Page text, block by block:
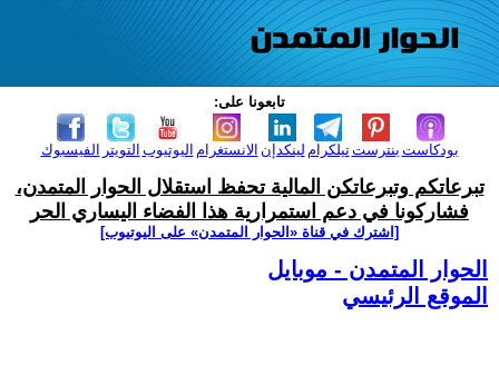
تابعونا على:
الفيسبوك التويتر اليوتيوب الانستغرام لينكدإن تيلكرامبنترست بودكاست
تبرعاتكم وتبرعاتكن المالية تحفظ استقلال الحوار المتمدن،
فشاركونا في دعم استمرارية هذا الفضاء اليساري الحر
[اشترك في قناة ‫«الحوار المتمدن» على اليوتيوب]
الحوار المتمدن - موبايل
الموقع الرئيسي